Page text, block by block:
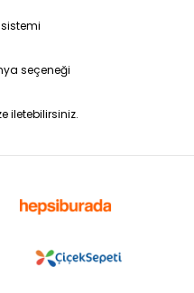
seçeneği
iletebilirsiniz.